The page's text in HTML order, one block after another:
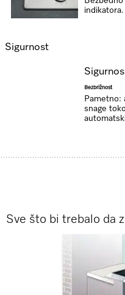
indikatora.
Sigurnost
Bezbrižnost
Pametno:
snage
Sve što bi trebalo da